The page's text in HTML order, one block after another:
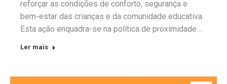
reforçar as condições de conforto, segurança e
bem-estar das crianças e da comunidade educativa.
Esta ação enquadra-se na política de proximidade…
Ler mais